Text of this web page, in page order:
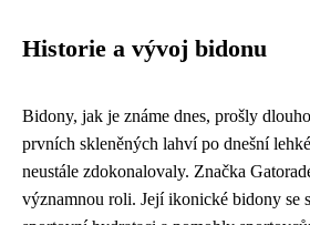
Historie a vývoj bidonu
Bidony, jak je známe dnes, prošly
prvních skleněných lahví po dnešní
neustále zdokonalovaly. Značka
významnou roli. Její ikonické bidony se